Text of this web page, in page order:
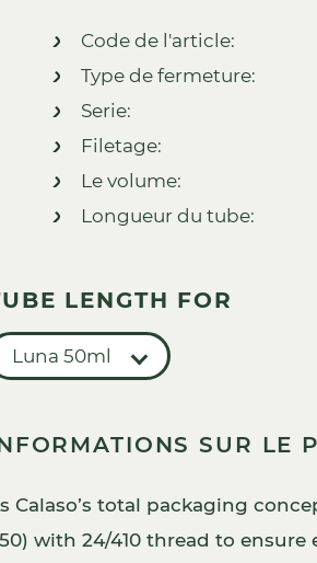
Code de l'article:
Type de fermeture:
Serie:
Filetage:
Le volume:
Longueur du tube:
LENGTH FOR
Luna 50ml
SUR LE
Calaso’s total packaging
with 24/410 thread to